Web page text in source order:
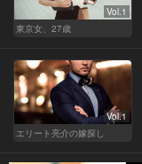
Vol.1
東京女、27歳
Vol.1
エリート亮介の嫁探し